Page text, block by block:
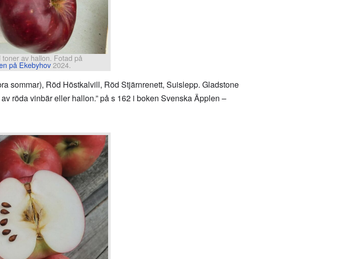
av hallon. Fotad på
på Ekebyhov 2024.
sommar), Röd Höstkalvill, Röd Stjärnrenett, Suislepp. Gladstone
röda vinbär eller hallon.” på s 162 i boken Svenska Äpplen –